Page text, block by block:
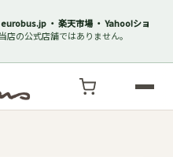
eurobus.jp ・ 楽天市場 ・ Yahoo!ショ
店の公式店舗ではありません。